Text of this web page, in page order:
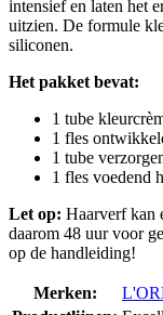
intensief en laten het
uitzien. De formule
siliconen.
Het pakket bevat:
1 tube
1 fles
1 tube
1 fles voedend
Let op: Haarverf kan
daarom 48 uur voor
op de handleiding!
Merken: